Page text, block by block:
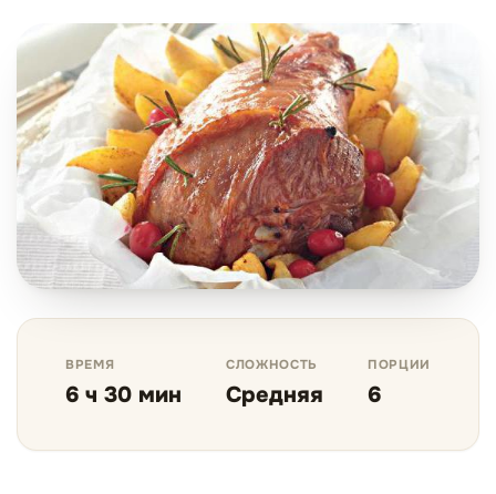
ВРЕМЯ
6 ч 30 мин
СЛОЖНОСТЬ
Средняя
ПОРЦИИ
6